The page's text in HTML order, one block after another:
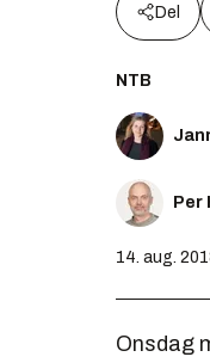
Del
NTB
Per
14. aug.
Onsdag